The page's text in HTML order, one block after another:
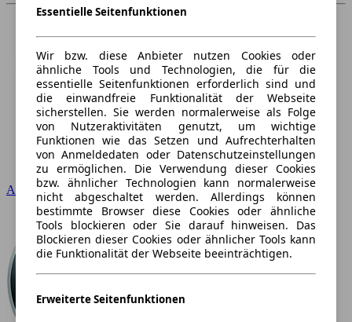
Audi
Essentielle Seitenfunktionen
Wir bzw. diese Anbieter nutzen Cookies oder
ähnliche Tools und Technologien, die für die
essentielle Seitenfunktionen erforderlich sind und
die einwandfreie Funktionalität der Webseite
sicherstellen. Sie werden normalerweise als Folge
von Nutzeraktivitäten genutzt, um wichtige
Funktionen wie das Setzen und Aufrechterhalten
von Anmeldedaten oder Datenschutzeinstellungen
zu ermöglichen. Die Verwendung dieser Cookies
bzw. ähnlicher Technologien kann normalerweise
nicht abgeschaltet werden. Allerdings können
bestimmte Browser diese Cookies oder ähnliche
Tools blockieren oder Sie darauf hinweisen. Das
Blockieren dieser Cookies oder ähnlicher Tools kann
die Funktionalität der Webseite beeinträchtigen.
Erweiterte Seitenfunktionen